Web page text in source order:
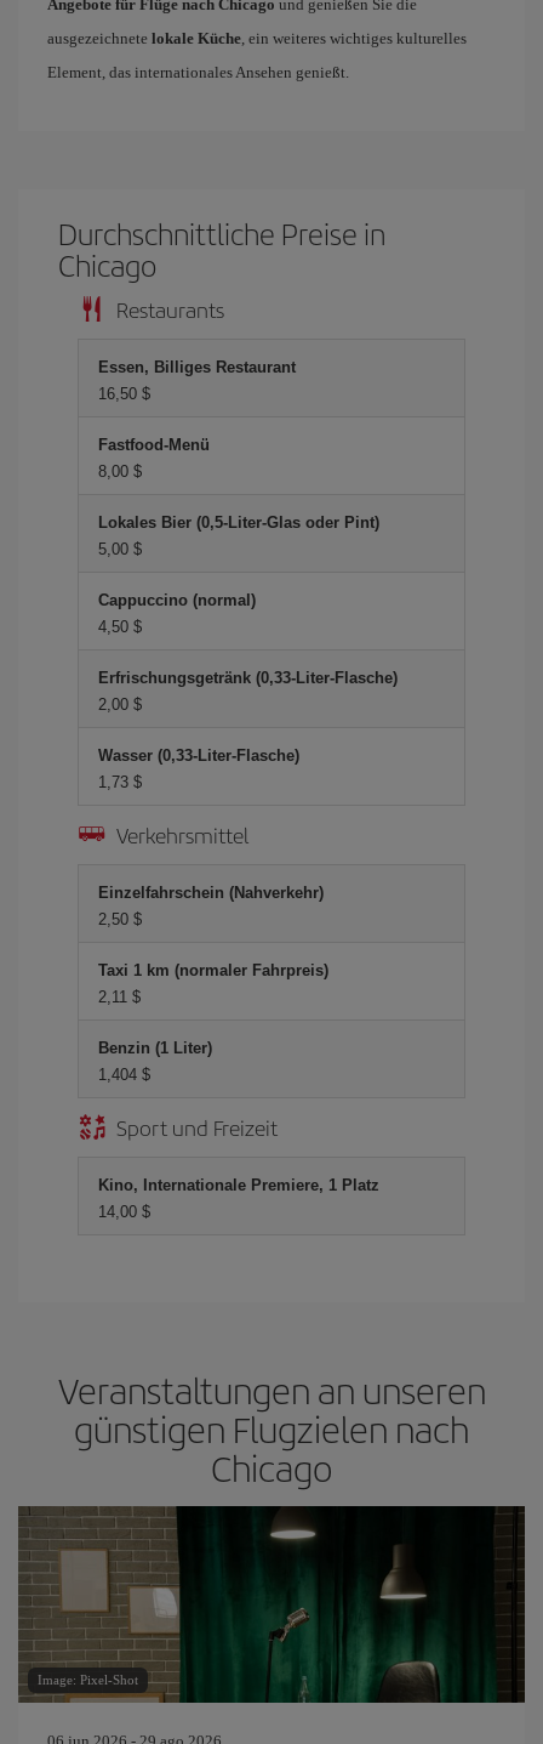
Angebote für Flüge nach Chicago und genießen Sie die
ausgezeichnete lokale Küche, ein weiteres wichtiges kulturelles
Element, das internationales Ansehen genießt.
Durchschnittliche Preise in
Chicago
Restaurants
Essen, Billiges Restaurant
16,50 $
Fastfood-Menü
8,00 $
Lokales Bier (0,5-Liter-Glas oder Pint)
5,00 $
Cappuccino (normal)
4,50 $
Erfrischungsgetränk (0,33-Liter-Flasche)
2,00 $
Wasser (0,33-Liter-Flasche)
1,73 $
Verkehrsmittel
Einzelfahrschein (Nahverkehr)
2,50 $
Taxi 1 km (normaler Fahrpreis)
2,11 $
Benzin (1 Liter)
1,404 $
Sport und Freizeit
Kino, Internationale Premiere, 1 Platz
14,00 $
Veranstaltungen an unseren
günstigen Flugzielen nach
Chicago
Image: Pixel-Shot